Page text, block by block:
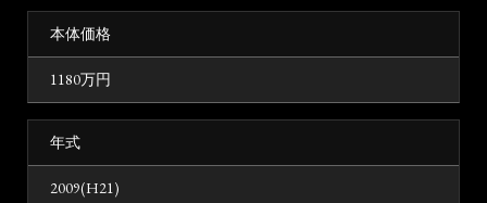
本体価格
1180万円
年式
2009(H21)